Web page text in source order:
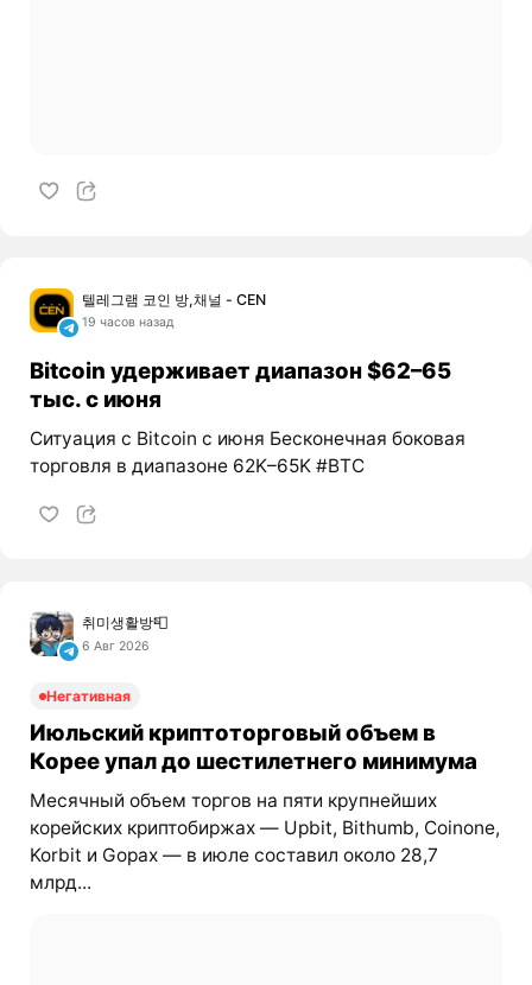
텔레그램 코인 방,채널 - CEN
19 часов назад
Bitcoin удерживает диапазон $62–65
тыс. с июня
Ситуация с Bitcoin с июня Бесконечная боковая
торговля в диапазоне 62K–65K #BTC
취미생활방📮
6 Авг 2026
Негативная
Июльский криптоторговый объем в
Корее упал до шестилетнего минимума
Месячный объем торгов на пяти крупнейших
корейских криптобиржах — Upbit, Bithumb, Coinone,
Korbit и Gopax — в июле составил около 28,7
млрд...